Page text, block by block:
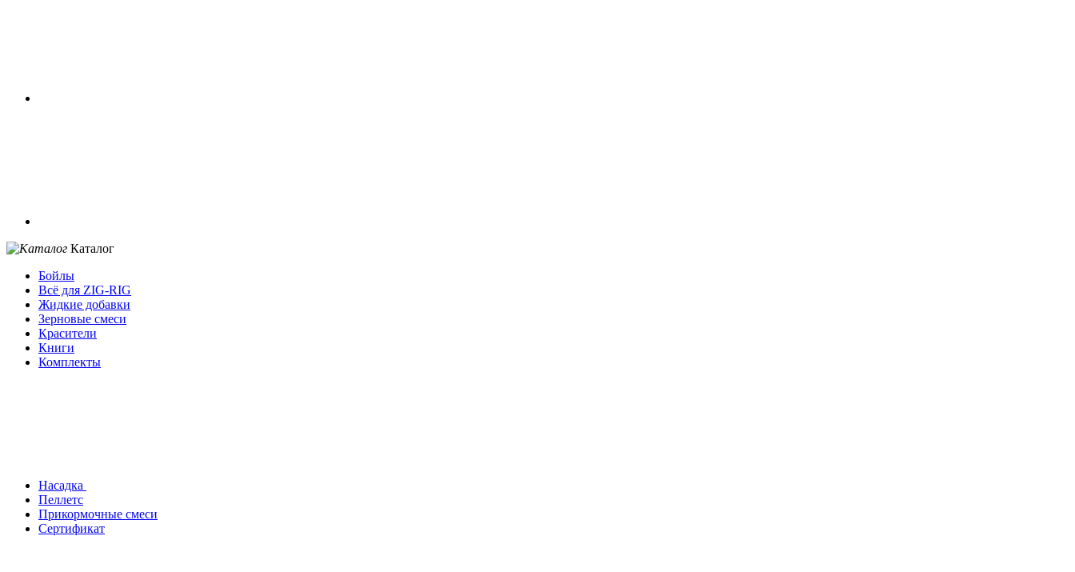
Каталог
Бойлы
Всё для ZIG-RIG
Жидкие добавки
Зерновые смеси
Красители
Книги
Комплекты
Насадка
Пеллетс
Прикормочные смеси
Сертификат